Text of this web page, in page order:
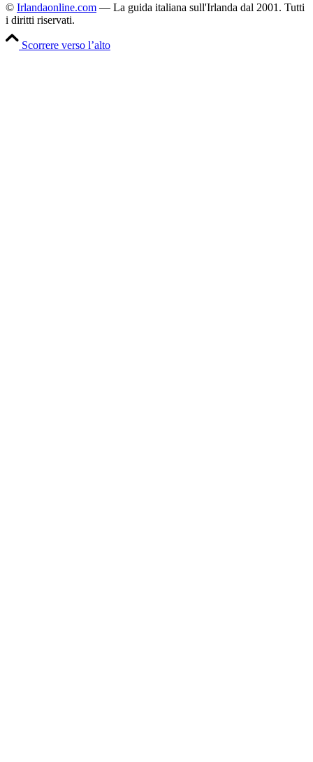
© Irlandaonline.com — La guida italiana sull'Irlanda dal 2001. Tutti
i diritti riservati.
Scorrere verso l’alto